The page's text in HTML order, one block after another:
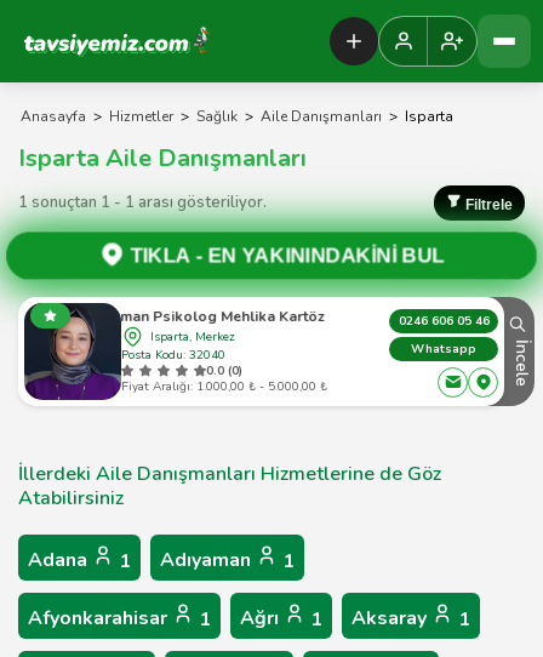
Tavsiyemiz Anasayfa
Anasayfa > Hizmetler > Sağlık > Aile Danışmanları > Isparta
Isparta Aile Danışmanları
1 sonuçtan 1 - 1 arası gösteriliyor. Filtrele
TIKLA -EN YAKININDAKİNİ BUL
Uzman Psikolog Mehlika Kartöz Balcı
Isparta, Merkez
Posta Kodu: 32040
0.0 (0)
Fiyat Aralığı: 1.000,00 ₺ - 5.000,00 ₺
0246 606 05 46
Whatsapp
İncele
İllerdeki Aile Danışmanları Hizmetlerine de Göz
Atabilirsiniz
Adana 1 Adıyaman 1
Afyonkarahisar 1 Ağrı 1 Aksaray 1